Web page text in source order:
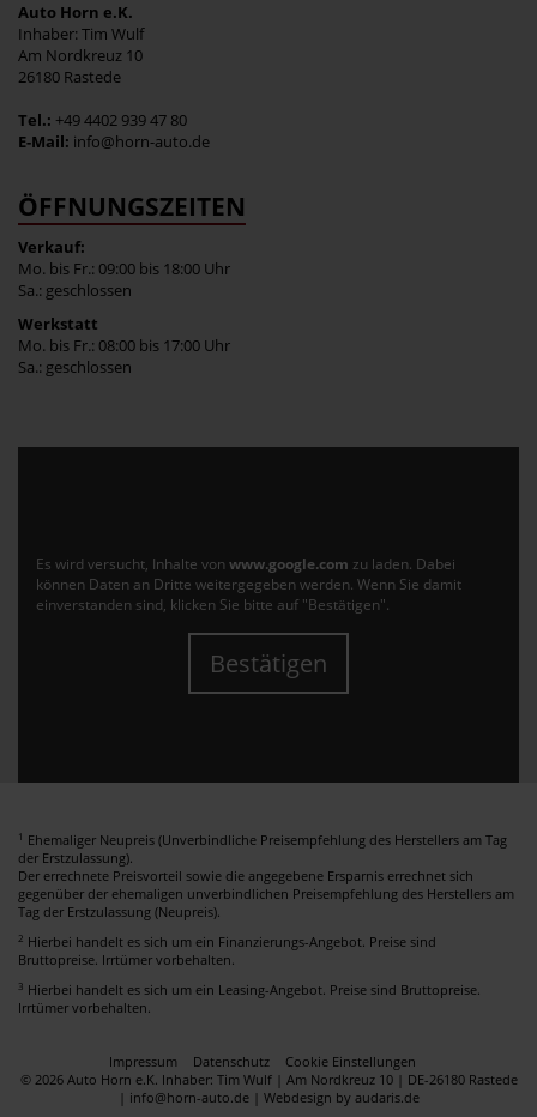
Auto Horn e.K.
Inhaber: Tim Wulf
Am Nordkreuz 10
26180 Rastede
Tel.: +49 4402 939 47 80
E-Mail: info@horn-auto.de
ÖFFNUNGSZEITEN
Verkauf:
Mo. bis Fr.: 09:00 bis 18:00 Uhr
Sa.: geschlossen
Werkstatt
Mo. bis Fr.: 08:00 bis 17:00 Uhr
Sa.: geschlossen
Es wird versucht, Inhalte von www.google.com zu laden. Dabei
können Daten an Dritte weitergegeben werden. Wenn Sie damit
einverstanden sind, klicken Sie bitte auf "Bestätigen".
Bestätigen
1 Ehemaliger Neupreis (Unverbindliche Preisempfehlung des Herstellers am Tag
der Erstzulassung).
Der errechnete Preisvorteil sowie die angegebene Ersparnis errechnet sich
gegenüber der ehemaligen unverbindlichen Preisempfehlung des Herstellers am
Tag der Erstzulassung (Neupreis).
2 Hierbei handelt es sich um ein Finanzierungs-Angebot. Preise sind
Bruttopreise. Irrtümer vorbehalten.
3 Hierbei handelt es sich um ein Leasing-Angebot. Preise sind Bruttopreise.
Irrtümer vorbehalten.
Impressum Datenschutz
Cookie Einstellungen
© 2026 Auto Horn e.K. Inhaber: Tim Wulf | Am Nordkreuz 10 | DE-26180 Rastede
| info@horn-auto.de | Webdesign by audaris.de